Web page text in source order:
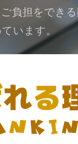
負担をでき
います。